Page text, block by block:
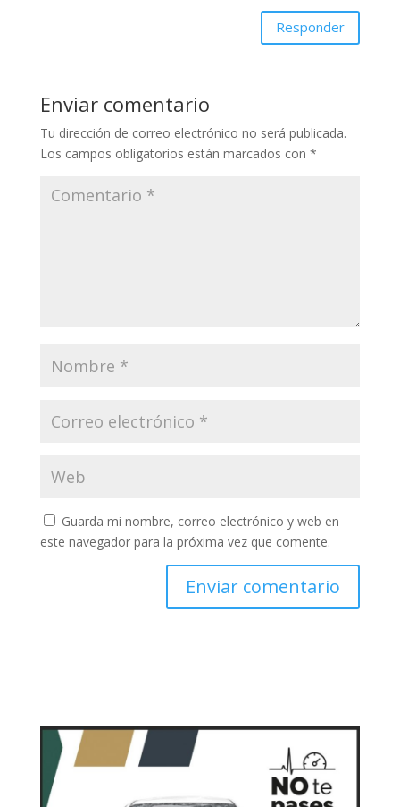
Responder
Enviar comentario
Tu dirección de correo electrónico no será publicada.
Los campos obligatorios están marcados con *
Guarda mi nombre, correo electrónico y web en
este navegador para la próxima vez que comente.